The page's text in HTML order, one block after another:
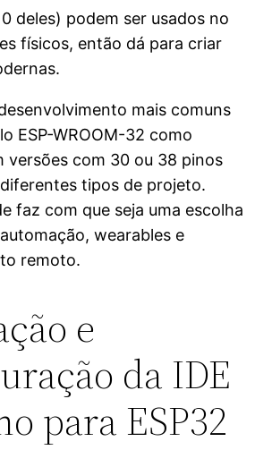
deles) podem ser usados no
físicos, então dá para criar
mais comuns
ESP-WROOM-32 como
versões com 30 ou 38 pinos
tipos de projeto.
faz com que seja uma escolha
wearables e
remoto.
e
da IDE
para ESP32